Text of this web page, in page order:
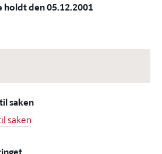
holdt den 05.12.2001
saken
saken